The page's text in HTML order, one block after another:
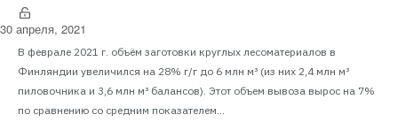
30 апреля, 2021
В феврале 2021 г. объём заготовки круглых лесоматериалов в
Финляндии увеличился на 28% г/г до 6 млн м³ (из них 2,4 млн м³
пиловочника и 3,6 млн м³ балансов). Этот объем вывоза вырос на 7%
по сравнению со средним показателем...